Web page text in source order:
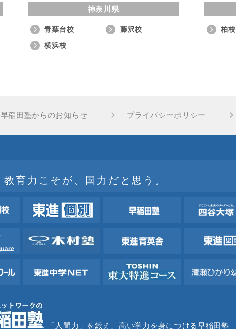
神奈川県
青葉台校
藤沢校
横浜校
柏校
早稲田塾からのお知らせ プライバシーポリシー
教育力こそが、国力だと思う。
「人間力」を鍛え、高い学力を身につける早稲田塾